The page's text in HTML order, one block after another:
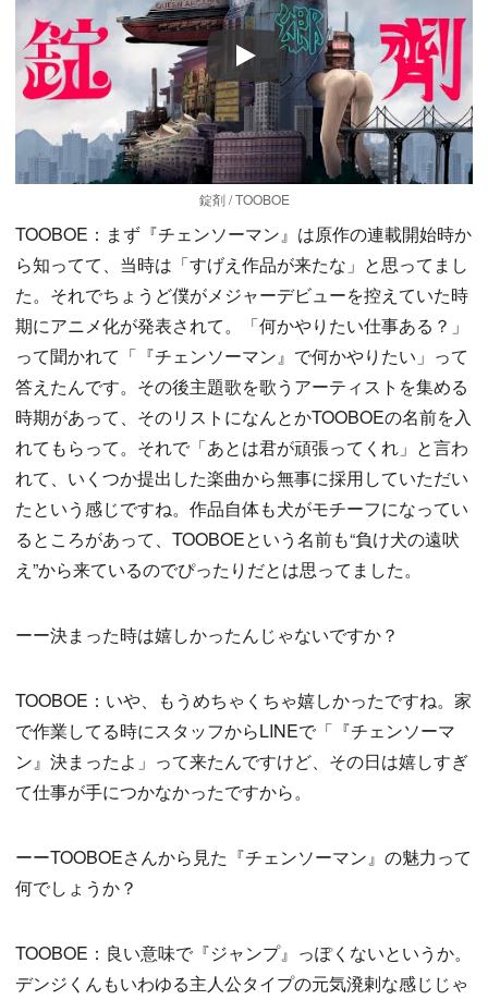
Play
錠剤 / TOOBOE
TOOBOE：まず『チェンソーマン』は原作の連載開始時か
ら知ってて、当時は「すげえ作品が来たな」と思ってまし
た。それでちょうど僕がメジャーデビューを控えていた時
期にアニメ化が発表されて。「何かやりたい仕事ある？」
って聞かれて「『チェンソーマン』で何かやりたい」って
答えたんです。その後主題歌を歌うアーティストを集める
時期があって、そのリストになんとかTOOBOEの名前を入
れてもらって。それで「あとは君が頑張ってくれ」と言わ
れて、いくつか提出した楽曲から無事に採用していただい
たという感じですね。作品自体も犬がモチーフになってい
るところがあって、TOOBOEという名前も“負け犬の遠吠
え”から来ているのでぴったりだとは思ってました。
ーー決まった時は嬉しかったんじゃないですか？
TOOBOE：いや、もうめちゃくちゃ嬉しかったですね。家
で作業してる時にスタッフからLINEで「『チェンソーマ
ン』決まったよ」って来たんですけど、その日は嬉しすぎ
て仕事が手につかなかったですから。
ーーTOOBOEさんから見た『チェンソーマン』の魅力って
何でしょうか？
TOOBOE：良い意味で『ジャンプ』っぽくないというか。
デンジくんもいわゆる主人公タイプの元気溌剌な感じじゃ